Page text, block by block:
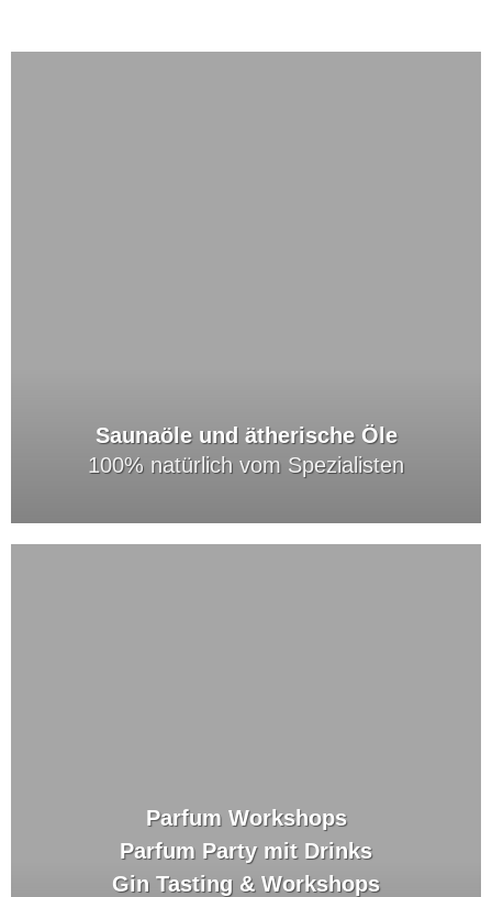
Saunaöle und ätherische Öle
100% natürlich vom Spezialisten
Parfum Workshops
Parfum Party mit Drinks
Gin Tasting & Workshops